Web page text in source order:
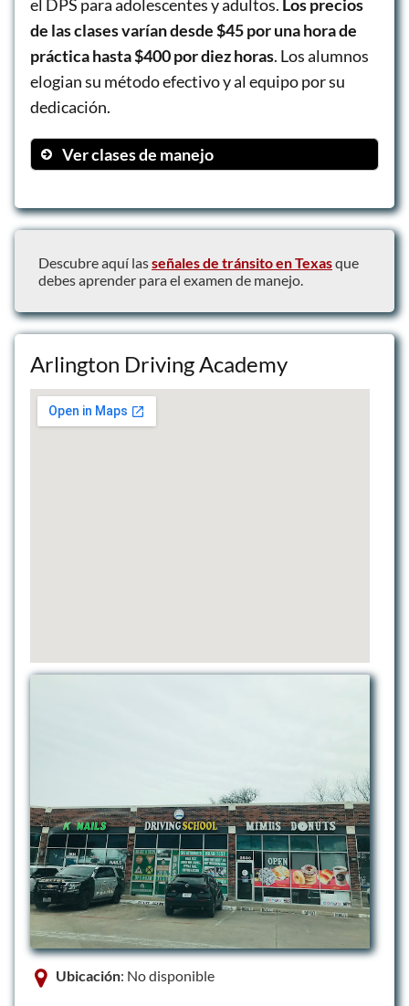
el DPS para adolescentes y adultos. Los precios
de las clases varían desde $45 por una hora de
práctica hasta $400 por diez horas. Los alumnos
elogian su método efectivo y al equipo por su
dedicación.
Ver clases de manejo
2 Horas de Práctica
Descubre aquí lasseñales de tránsito en Texasque
debes aprender para el examen de manejo.
Arlington Driving Academy
Ubicación: No disponible